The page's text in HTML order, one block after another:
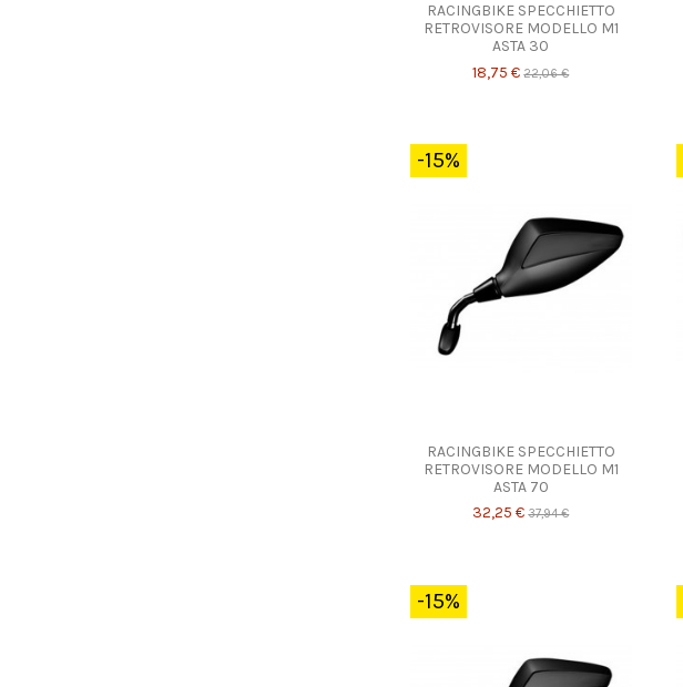
RACINGBIKE SPECCHIETTO
RETROVISORE MODELLO M1
ASTA 30
18,75 € 22,06 €
-15%
RACINGBIKE SPECCHIETTO
RETROVISORE MODELLO M1
ASTA 70
32,25 € 37,94 €
-15%